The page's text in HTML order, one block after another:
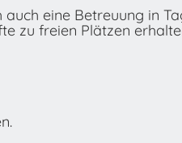
eine Betreuung in
zu freien Plätzen